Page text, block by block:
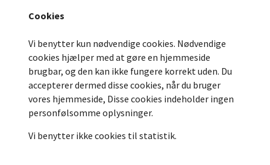
Cookies
Vi benytter kun nødvendige cookies. Nødvendige
cookies hjælper med at gøre en hjemmeside
brugbar, og den kan ikke fungere korrekt uden. Du
accepterer dermed disse cookies, når du bruger
vores hjemmeside, Disse cookies indeholder ingen
personfølsomme oplysninger.
Vi benytter ikke cookies til statistik.